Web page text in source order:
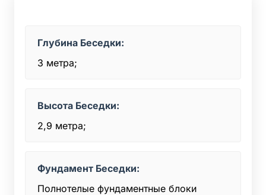
Глубина Беседки:
3 метра;
Высота Беседки:
2,9 метра;
Фундамент Беседки:
Полнотелые фундаментные блоки